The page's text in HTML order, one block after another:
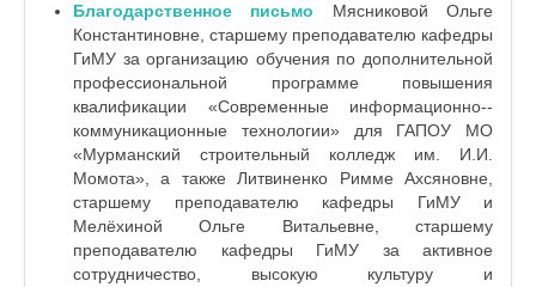
Благодарственное письмо Мясниковой Ольге
Константиновне, старшему преподавателю кафедры
ГиМУ за организацию обучения по дополнительной
профессиональной программе повышения
квалификации «Современные информационно-­
коммуникационные технологии» для ГАПОУ МО
«Мурманский строительный колледж им. И.И.
Момота», а также Литвиненко Римме Ахсяновне,
старшему преподавателю кафедры ГиМУ и
Мелёхиной Ольге Витальевне, старшему
преподавателю кафедры ГиМУ за активное
сотрудничество, высокую культуру и